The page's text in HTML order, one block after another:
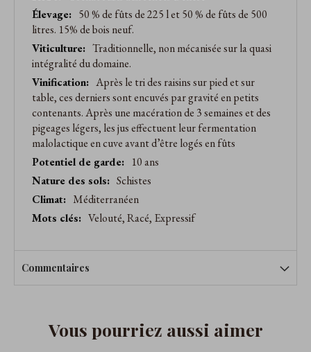
50 % de fûts de 225 l et 50 % de fûts de 500
litres. 15% de bois neuf.
Traditionnelle, non mécanisée sur la quasi
intégralité du domaine.
Après le tri des raisins sur pied et sur
table, ces derniers sont encuvés par gravité en petits
contenants. Après une macération de 3 semaines et des
pigeages légers, les jus effectuent leur fermentation
malolactique en cuve avant d’être logés en fûts
10 ans
Schistes
Méditerranéen
Velouté, Racé, Expressif
Commentaires
Vous pourriez aussi aimer